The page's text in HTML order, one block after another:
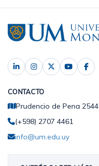
CONTACTO
Prudencio de Pena 2544
(+598) 2707 4461
info@um.edu.uy